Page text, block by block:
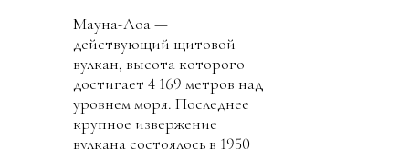
Мауна-Лоа —
действующий щитовой
вулкан, высота которого
достигает 4 169 метров над
уровнем моря. Последнее
крупное извержение
вулкана состоялось в 1950